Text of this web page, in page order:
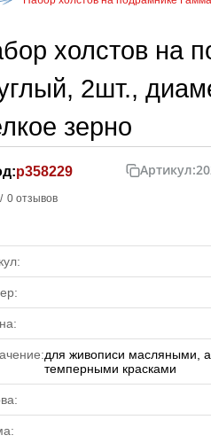
холстов на
2шт.,
зерно
р358229 Артикул:
/ 0 отзывов
для живописи масляными,
темперными красками